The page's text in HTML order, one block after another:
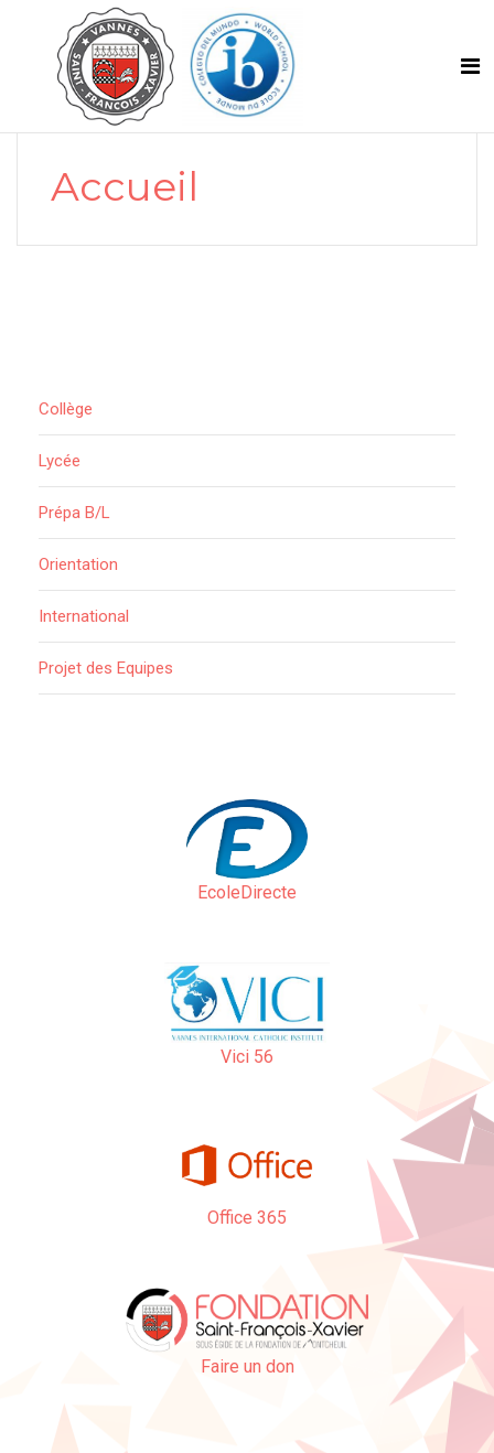
Accueil
Collège
Lycée
Prépa B/L
Orientation
International
Projet des Equipes
EcoleDirecte
Vici 56
Office 365
Faire un don